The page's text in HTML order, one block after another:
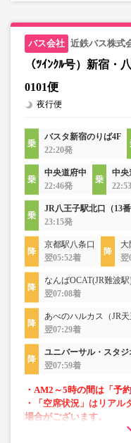
近鉄バス株式
（ﾂｲﾝｸﾙ号）新宿・
0101便
夜行便
バスタ新宿のりば4F
22:20発
中央道府中
22:46発
中央
JR八王子駅北口（13番
23:15発
京都駅八条口
翌05:52着
翌
なんばOCAT(JR難波
翌07:08着
あべのハルカス（JR
翌07:29着
ユニバーサル・スタジ
翌07:59着
・AM2～5時の間は「予
・「空席状況」はリア
場合がございます。
・車両は予告なく変更と